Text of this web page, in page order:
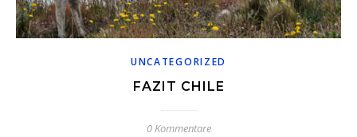
UNCATEGORIZED
FAZIT CHILE
0 Kommentare